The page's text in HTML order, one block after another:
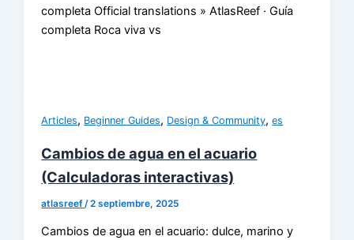
completa Official translations » AtlasReef · Guía
completa Roca viva vs
Articles, Beginner Guides, Design & Community,es
Cambios de agua en el acuario
(Calculadoras interactivas)
atlasreef /2 septiembre, 2025
Cambios de agua en el acuario: dulce, marino y